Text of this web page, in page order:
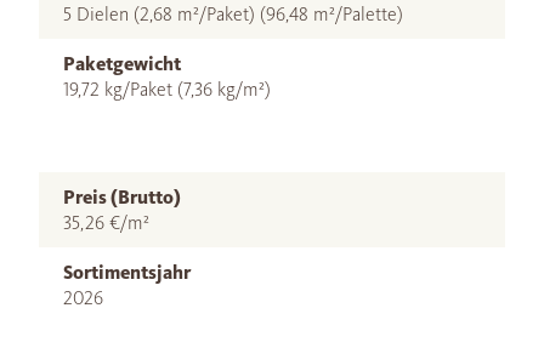
5 Dielen (2,68 m²/Paket) (96,48 m²/Palette)
Paketgewicht
19,72 kg/Paket (7,36 kg/m²)
Preis (Brutto)
35,26 €/m²
Sortimentsjahr
2026